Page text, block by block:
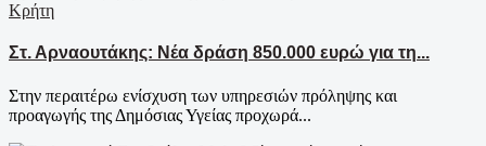
Κρήτη
Στ. Αρναουτάκης: Νέα δράση 850.000 ευρώ για τη...
Στην περαιτέρω ενίσχυση των υπηρεσιών πρόληψης και
προαγωγής της Δημόσιας Υγείας προχωρά...